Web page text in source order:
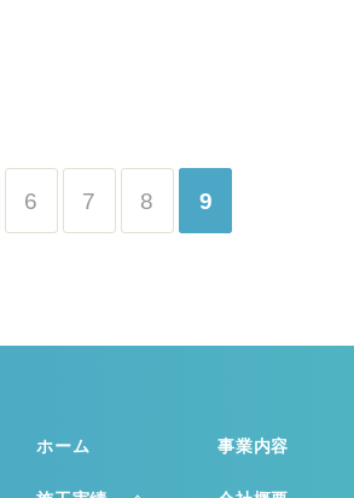
6 7 8 9
ホーム 事業内容